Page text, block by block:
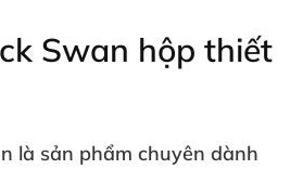
Swan hộp thiết
là sản phẩm chuyên dành